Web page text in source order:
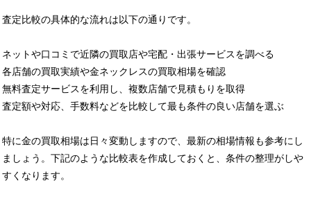
査定比較の具体的な流れは以下の通りです。
ネットや口コミで近隣の買取店や宅配・出張サービスを調べる
各店舗の買取実績や金ネックレスの買取相場を確認
無料査定サービスを利用し、複数店舗で見積もりを取得
査定額や対応、手数料などを比較して最も条件の良い店舗を選ぶ
特に金の買取相場は日々変動しますので、最新の相場情報も参考にし
ましょう。下記のような比較表を作成しておくと、条件の整理がしや
すくなります。